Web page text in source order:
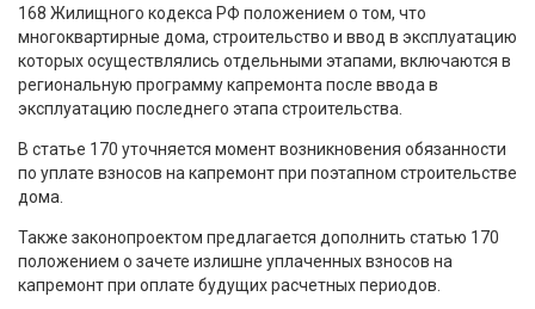
168 Жилищного кодекса РФ положением о том, что
многоквартирные дома, строительство и ввод в эксплуатацию
которых осуществлялись отдельными этапами, включаются в
региональную программу капремонта после ввода ‎в
эксплуатацию последнего этапа строительства.
В статье 170 уточняется момент возникновения обязанности
по уплате взносов на капремонт при поэтапном строительстве
дома.
Также законопроектом предлагается дополнить статью 170
положением о зачете излишне уплаченных взносов на
капремонт при оплате будущих расчетных периодов.